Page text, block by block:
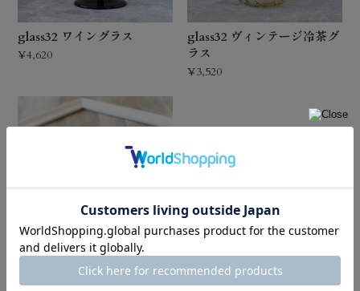
glass32 ワイングラス
¥4,620
glass32 ヴィンテージ冷茶グ
ラス
¥3,520
ガラス工房海風 バラエテ
ィぐいのみ